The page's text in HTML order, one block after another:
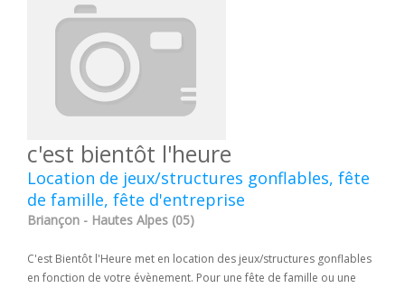
c'est bientôt l'heure
Location de jeux/structures gonflables, fête
de famille, fête d'entreprise
Briançon - Hautes Alpes (05)
C'est Bientôt l'Heure met en location des jeux/structures gonflables
en fonction de votre évènement. Pour une fête de famille ou une